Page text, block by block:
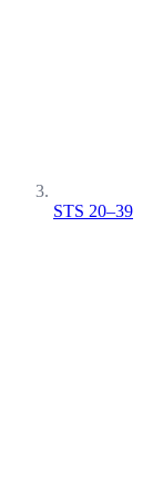
STS 20–39